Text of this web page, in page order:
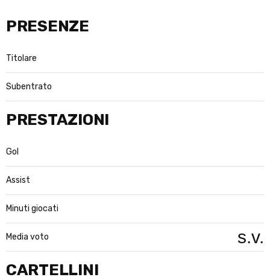
PRESENZE
Titolare
Subentrato
CARTELLINI
PRESTAZIONI
Gol
Assist
Minuti giocati
Media voto s.v.